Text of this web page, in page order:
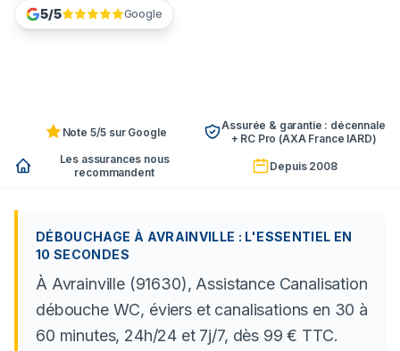
5/5 Google
Note 5/5 sur Google
Assurée & garantie : décennale
+ RC Pro (AXA France IARD)
Les assurances nous
recommandent
Depuis 2008
DÉBOUCHAGE À AVRAINVILLE : L'ESSENTIEL EN
10 SECONDES
À Avrainville (91630), Assistance Canalisation
débouche WC, éviers et canalisations en 30 à
60 minutes, 24h/24 et 7j/7, dès 99 € TTC.